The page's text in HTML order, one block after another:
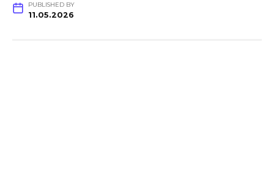
PUBLISHED BY
11.05.2026